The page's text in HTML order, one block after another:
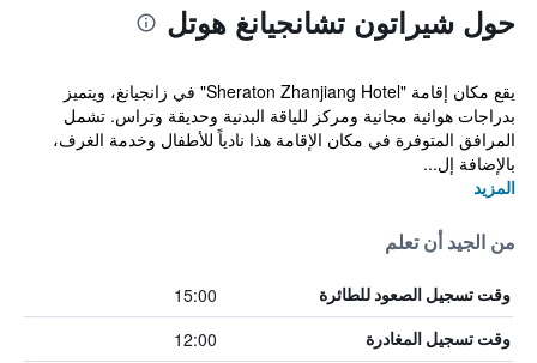
حول شيراتون تشانجيانغ هوتل
يقع مكان إقامة "Sheraton Zhanjiang Hotel" في زانجيانغ، ويتميز
بدراجات هوائية مجانية ومركز للياقة البدنية وحديقة وتراس. تشمل
المرافق المتوفرة في مكان الإقامة هذا نادياً للأطفال وخدمة الغرف،
بالإضافة إل...
المزيد
من الجيد أن تعلم
وقت تسجيل الصعود للطائرة 15:00
وقت تسجيل المغادرة 12:00